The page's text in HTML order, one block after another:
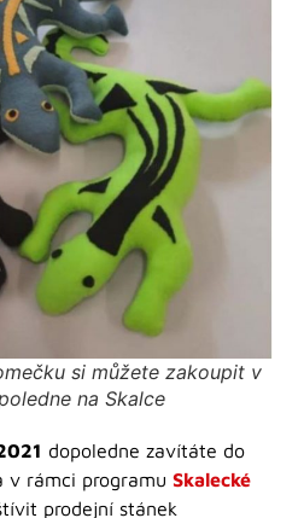
si můžete zakoupit v
na Skalce
dopoledne zavítáte do
v rámci programu Skalecké
prodejní stánek